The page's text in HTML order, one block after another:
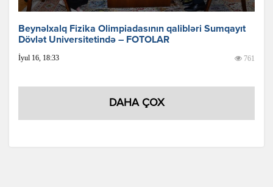
Beynəlxalq Fizika Olimpiadasının qalibləri Sumqayıt
Dövlət Universitetində – FOTOLAR
İyul 16, 18:33 761
DAHA ÇOX